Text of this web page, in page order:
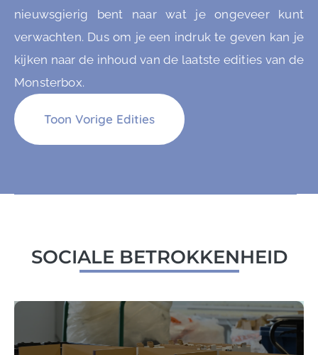
nieuwsgierig bent naar wat je ongeveer kunt
verwachten. Dus om je een indruk te geven kan je
kijken naar de inhoud van de laatste edities van de
Monsterbox.
Toon Vorige Edities
SOCIALE BETROKKENHEID